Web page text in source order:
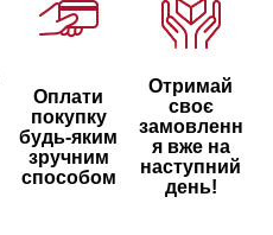
Оплати
покупку
будь-яким
зручним
способом
Отримай
своє
замовленн
я вже на
наступний
день!